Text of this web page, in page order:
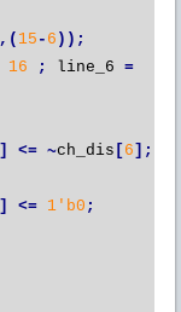
,( 15 - 6 ));
16 ; line_6 =
] <= ~ch_dis [ 6 ];
] <= 1'b0 ;